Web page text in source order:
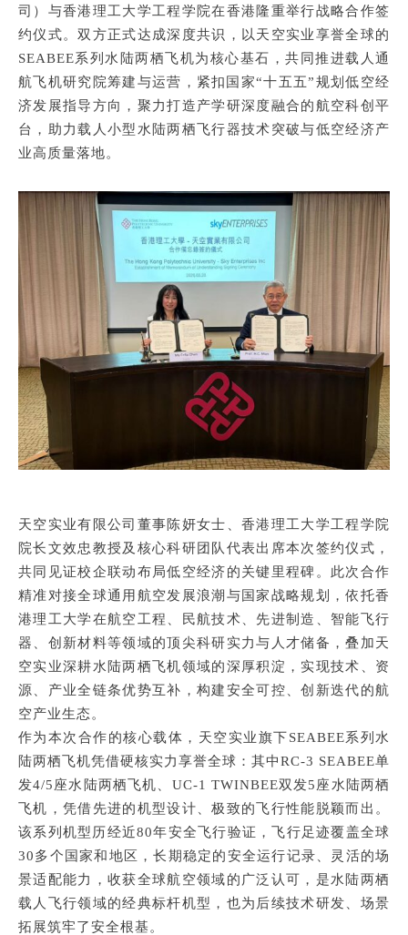
司）与香港理工大学工程学院在香港 隆重举行战略合作签
约仪式。双方正式达成深度共识，以天空实业享誉全球的
SEABEE系列水陆两栖飞机为核心基石，共同推进载人通
航飞机研究院筹建与运营，紧扣国家“十五五”规划低空经
济发展指导方向，聚力打造产学研深度融合的航空科创平
台，助力载人小型水陆两栖飞行器技术突破与低空经济产
业高质量落地。
天空实业有限公司董事陈妍女士、香港理工大学工程学院
院长文效忠教授及核心科研团队代表出席本次签约仪式，
共同见证校企联动布局低空经济的关键里程碑 。此次合作
精准对接全球通用航空发展浪潮与国家战略规划，依托香
港理工大学在航空工程、民航技术、先进制造、智能飞行
器、创新材料等领域的顶尖科研实力与人才储备，叠加天
空实业深耕水陆两栖飞机领域的深厚积淀，实现技术、资
源、产业全链条优势互补，构建安全可控、创新迭代的航
空产业生态。
作为本次合作的核心载体，天空实业旗下SEABEE系列水
陆两栖飞机凭借硬核实力享誉全球：其中RC-3 SEABEE单
发4/5座水陆两栖飞机、UC-1 TWINBEE双发5座水陆两栖
飞机，凭借先进的机型设计、极致的飞行性能脱颖而出。
该系列机型历经近80年安全飞行验证，飞行足迹覆盖全球
30多个国家和地区，长期稳定的安全运行记录、灵活的场
景适配能力，收获全球航空领域的广泛认可，是水陆两栖
载人飞行领域的经典标杆机型，也为后续技术研发、场景
拓展筑牢了安全根基。